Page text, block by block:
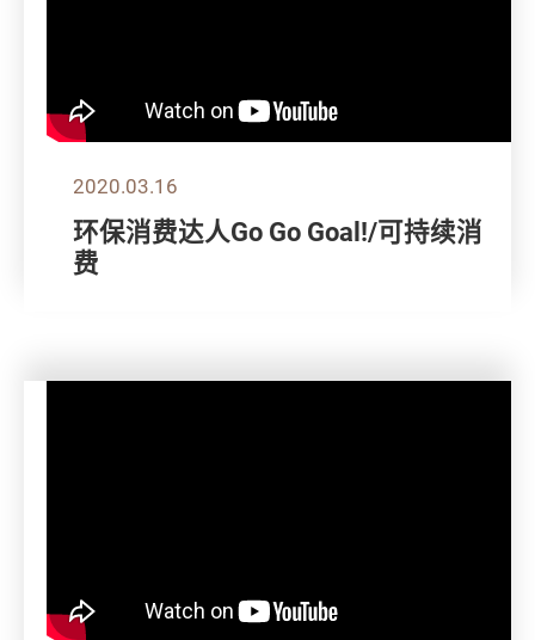
2020.03.16
环保消费达人Go Go Goal!/可持续消
费